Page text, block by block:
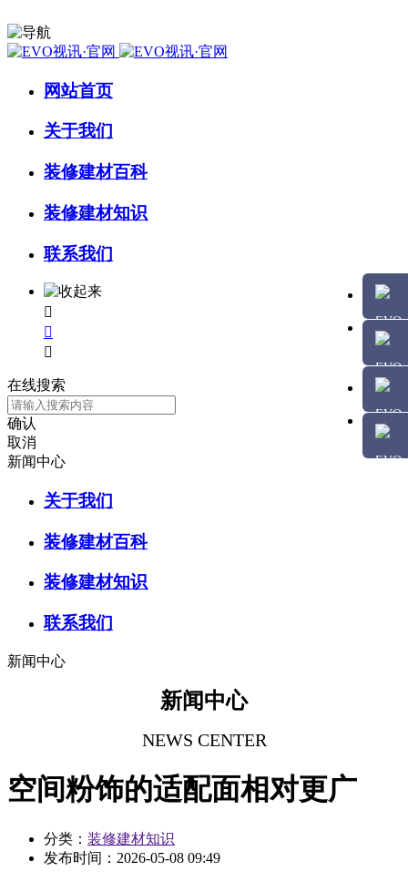
网站首页
关于我们
装修建材百科
装修建材知识
联系我们



在线搜索
确认
取消
新闻中心
关于我们
装修建材百科
装修建材知识
联系我们
新闻中心
新闻中心
NEWS CENTER
空间粉饰的适配面相对更广
分类： 装修建材知识
发布时间： 2026-05-08 09:49